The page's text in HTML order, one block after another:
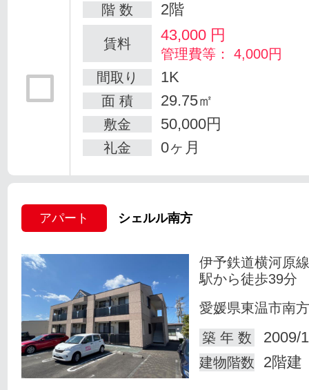
階 数 2階
賃料 43,000 円
管理費等： 4,000円
間取り
1K
面 積 29.75㎡
敷金 50,000円
礼金 0ヶ月
アパート シェルル南方
伊予鉄道横河原
駅から徒歩39分
愛媛県東温市南方
築 年 数
2009/
建物階数 2階建